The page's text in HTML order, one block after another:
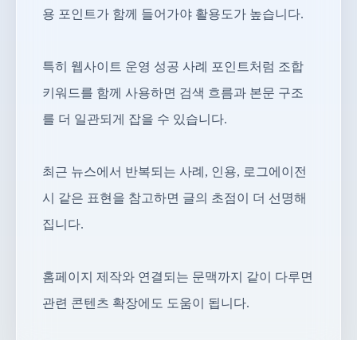
용 포인트가 함께 들어가야 활용도가 높습니다.
특히 웹사이트 운영 성공 사례 포인트처럼 조합
키워드를 함께 사용하면 검색 흐름과 본문 구조
를 더 일관되게 잡을 수 있습니다.
최근 뉴스에서 반복되는 사례, 인용, 로그에이전
시 같은 표현을 참고하면 글의 초점이 더 선명해
집니다.
홈페이지 제작와 연결되는 문맥까지 같이 다루면
관련 콘텐츠 확장에도 도움이 됩니다.